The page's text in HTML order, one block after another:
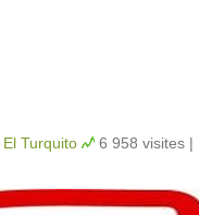
El Turquito 6 958 visites |